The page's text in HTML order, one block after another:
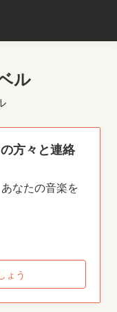
ル
方々と連絡
なたの音楽を
ょう